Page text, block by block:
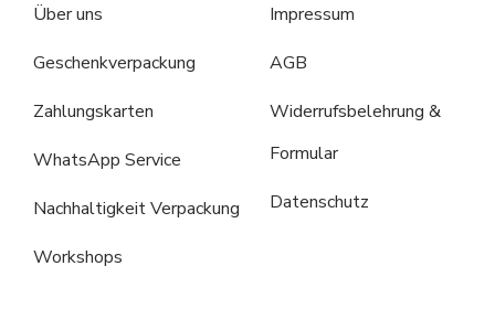
Über uns
Geschenkverpackung
Zahlungskarten
WhatsApp Service
Nachhaltigkeit Verpackung
Workshops
Impressum
AGB
Widerrufsbelehrung &
Formular
Datenschutz